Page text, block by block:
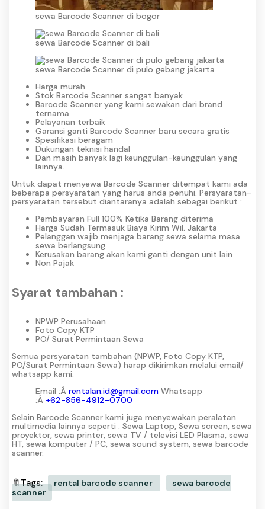
sewa Barcode Scanner di bogor
sewa Barcode Scanner di bali
sewa Barcode Scanner di pulo gebang jakarta
Harga murah
Stok Barcode Scanner sangat banyak
Barcode Scanner yang kami sewakan dari brand
ternama
Pelayanan terbaik
Garansi ganti Barcode Scanner baru secara gratis
Spesifikasi beragam
Dukungan teknisi handal
Dan masih banyak lagi keunggulan-keunggulan yang
lainnya.
Untuk dapat menyewa Barcode Scanner ditempat kami ada
beberapa persyaratan yang harus anda penuhi. Persyaratan-
persyaratan tersebut diantaranya adalah sebagai berikut :
Pembayaran Full 100% Ketika Barang diterima
Harga Sudah Termasuk Biaya Kirim Wil. Jakarta
Pelanggan wajib menjaga barang sewa selama masa
sewa berlangsung.
Kerusakan barang akan kami ganti dengan unit lain
Non Pajak
Syarat tambahan :
NPWP Perusahaan
Foto Copy KTP
PO/ Surat Permintaan Sewa
Semua persyaratan tambahan (NPWP, Foto Copy KTP,
PO/Surat Permintaan Sewa) harap dikirimkan melalui email/
whatsapp kami.
Email :Â rentalan.id@gmail.com Whatsapp
:Â +62-856-4912-0700
Selain Barcode Scanner kami juga menyewakan peralatan
multimedia lainnya seperti : Sewa Laptop, Sewa screen, sewa
proyektor, sewa printer, sewa TV / televisi LED Plasma, sewa
HT, sewa komputer / PC, sewa sound system, sewa barcode
scanner.
🔖Tags: rental barcode scanner
sewa barcode
scanner